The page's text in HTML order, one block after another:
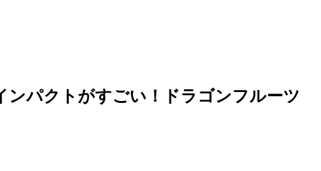
ンパクトがすごい！ドラゴンフルーツ